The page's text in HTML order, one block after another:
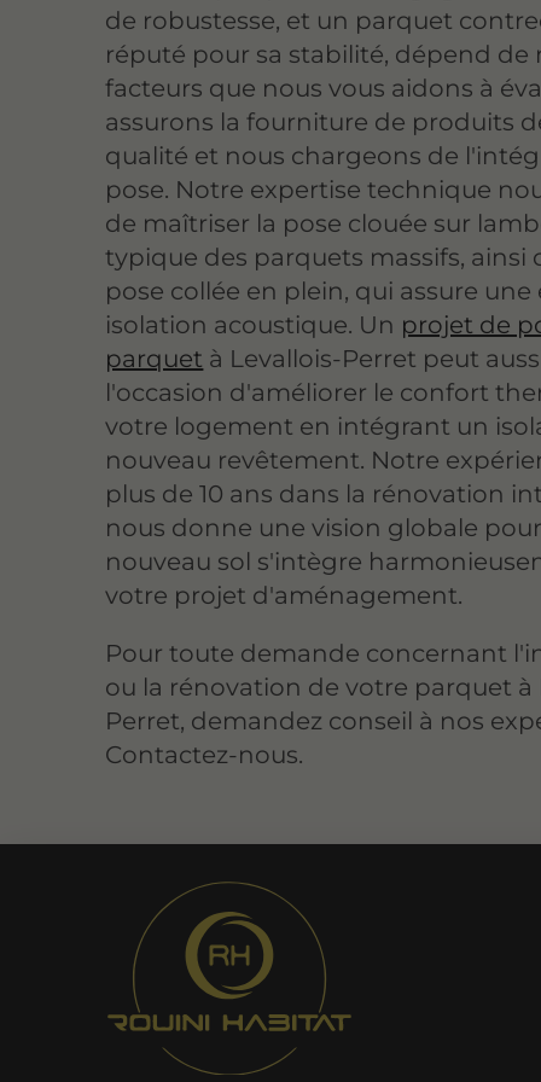
de robustesse, et un parquet
réputé pour sa stabilité, dépend de
facteurs que nous vous aidons à
assurons la fourniture de produits
qualité et nous chargeons de
pose. Notre expertise technique
de maîtriser la pose clouée sur
typique des parquets massifs, ainsi
pose collée en plein, qui assure une
isolation acoustique. Un projet de
parquet à Levallois-Perret peut
l'occasion d'améliorer le confort
votre logement en intégrant un
nouveau revêtement. Notre
plus de 10 ans dans la rénovation
nous donne une vision globale
nouveau sol s'intègre
votre projet d'aménagement.
Pour toute demande concernant
ou la rénovation de votre parquet à
Perret, demandez conseil à nos
Contactez-nous.